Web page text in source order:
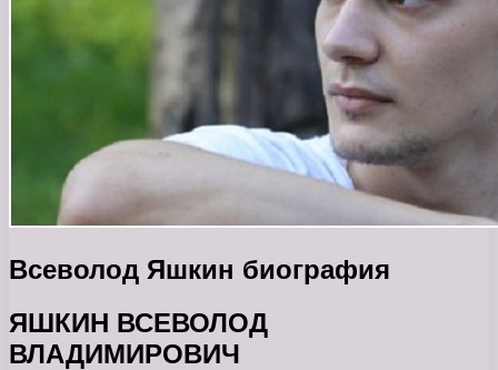
Всеволод Яшкин биография
ЯШКИН ВСЕВОЛОД
ВЛАДИМИРОВИЧ